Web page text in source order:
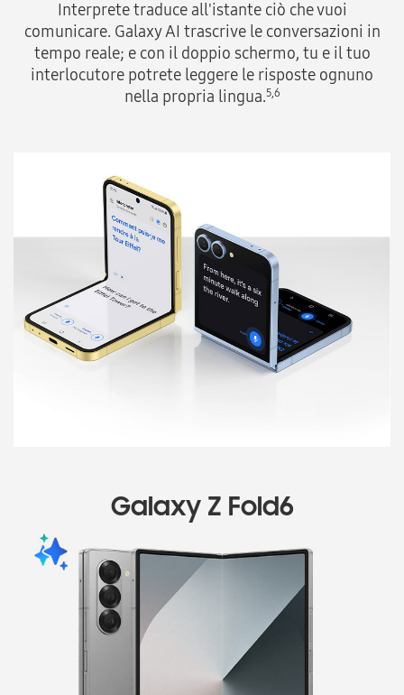
Interprete traduce all'istante ciò che vuoi
comunicare. Galaxy AI trascrive le conversazioni in
tempo reale; e con il doppio schermo, tu e il tuo
interlocutore potrete leggere le risposte ognuno
nella propria lingua.5,6
Galaxy Z Fold6